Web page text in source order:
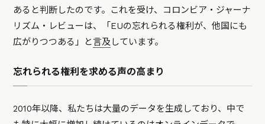
あると判断したのです。これを受け、コロンビア・ジャーナ
リズム・レビューは、「EUの忘れられる権利が、他国にも
広がりつつある」と言及 しています。
忘れられる権利を求める声の高まり
2010年以降、私たちは大量のデータを生成しており、中で